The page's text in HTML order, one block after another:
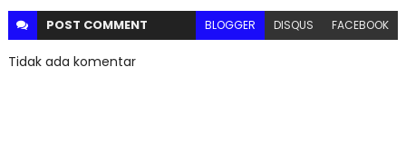
POST COMMENT BLOGGER DISQUS FACEBOOK
Tidak ada komentar